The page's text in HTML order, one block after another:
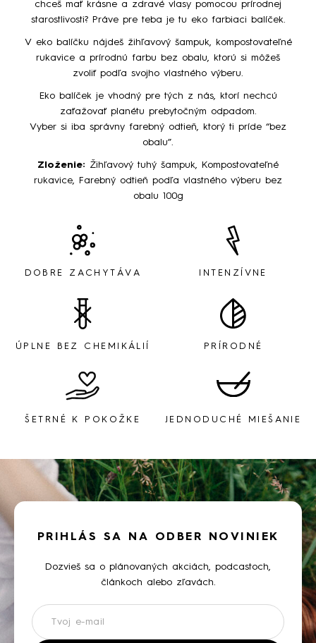
chceš mať krásne a zdravé vlasy pomocou prírodnej
starostlivosti? Práve pre teba je tu eko farbiaci balíček.
V eko balíčku nájdeš žihľavový šampuk, kompostovateľné
rukavice a prírodnú farbu bez obalu, ktorú si môžeš
zvoliť podľa svojho vlastného výberu.
Eko balíček je vhodný pre tých z nás, ktorí nechcú
zaťažovať planétu prebytočným odpadom.
Vyber si iba správny farebný odtieň, ktorý ti príde “bez
obalu”.
Zloženie: Žihľavový tuhý šampuk, Kompostovateľné
rukavice, Farebný odtieň podľa vlastného výberu bez
obalu 100g
DOBRE ZACHYTÁVA INTENZÍVNE
ÚPLNE BEZ CHEMIKÁLIÍ PRÍRODNÉ
ŠETRNÉ K POKOŽKE JEDNODUCHÉ MIEŠANIE
PRIHLÁS SA NA ODBER NOVINIEK
Dozvieš sa o plánovaných akciách, podcastoch,
článkoch alebo zľavách.
Newsletter